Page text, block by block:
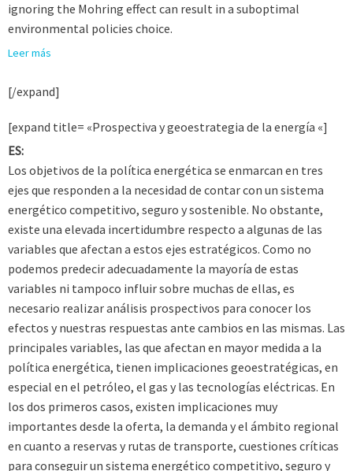
ignoring the Mohring effect can result in a suboptimal
environmental policies choice.
Leer más
[/expand]
[expand title= «Prospectiva y geoestrategia de la energía «]
ES:
Los objetivos de la política energética se enmarcan en tres
ejes que responden a la necesidad de contar con un sistema
energético competitivo, seguro y sostenible. No obstante,
existe una elevada incertidumbre respecto a algunas de las
variables que afectan a estos ejes estratégicos. Como no
podemos predecir adecuadamente la mayoría de estas
variables ni tampoco influir sobre muchas de ellas, es
necesario realizar análisis prospectivos para conocer los
efectos y nuestras respuestas ante cambios en las mismas. Las
principales variables, las que afectan en mayor medida a la
política energética, tienen implicaciones geoestratégicas, en
especial en el petróleo, el gas y las tecnologías eléctricas. En
los dos primeros casos, existen implicaciones muy
importantes desde la oferta, la demanda y el ámbito regional
en cuanto a reservas y rutas de transporte, cuestiones críticas
para conseguir un sistema energético competitivo, seguro y